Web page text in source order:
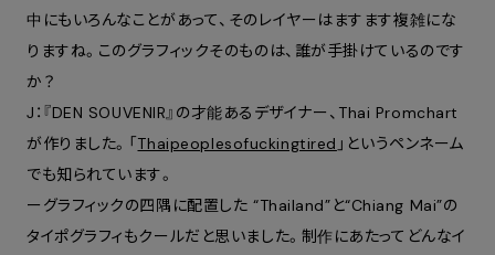
中にもいろんなことがあって、そのレイヤーはますます複雑にな
りますね。このグラフィックそのものは、誰が手掛けているのです
か？
J：『DEN SOUVENIR』の才能あるデザイナー、Thai Promchart
が作りました。「Thaipeoplesofuckingtired 」というペンネーム
でも知られています。
ーグラフィックの四隅に配置した “Thailand”と“Chiang Mai”の
タイポグラフィもクールだと思いました。制作にあたってどんなイ